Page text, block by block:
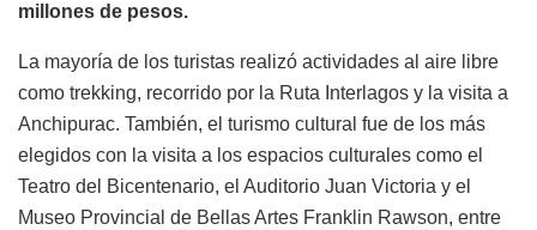
millones de pesos.
La mayoría de los turistas realizó actividades al aire libre
como trekking, recorrido por la Ruta Interlagos y la visita a
Anchipurac. También, el turismo cultural fue de los más
elegidos con la visita a los espacios culturales como el
Teatro del Bicentenario, el Auditorio Juan Victoria y el
Museo Provincial de Bellas Artes Franklin Rawson, entre